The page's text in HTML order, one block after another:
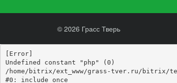
© 2026 Грасс Тверь
[Error]
Undefined constant "php" (0)
/home/bitrix/ext_www/grass-tver.ru/bitrix/
#0: include_once